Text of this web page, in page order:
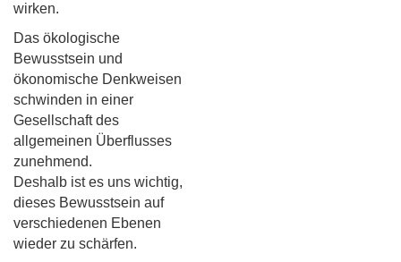
wirken.
Das ökologische
Bewusstsein und
ökonomische Denkweisen
schwinden in einer
Gesellschaft des
allgemeinen Überflusses
zunehmend.
Deshalb ist es uns wichtig,
dieses Bewusstsein auf
verschiedenen Ebenen
wieder zu schärfen.